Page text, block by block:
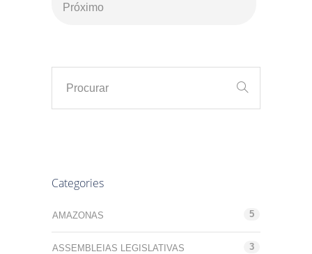
Próximo
Categories
AMAZONAS 5
ASSEMBLEIAS LEGISLATIVAS 3